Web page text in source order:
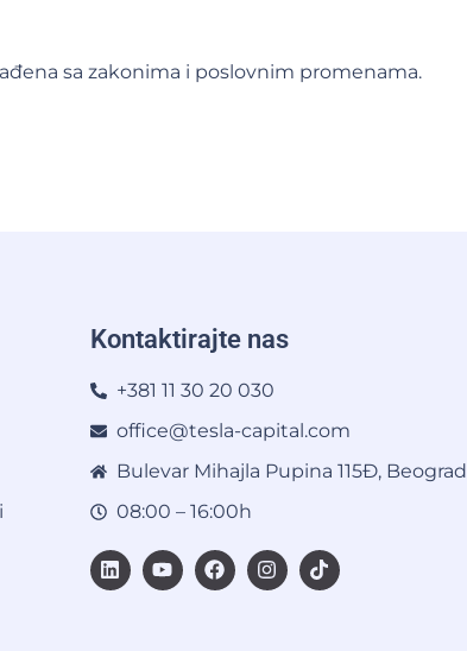
sa zakonima i poslovnim promenama.
Kontaktirajte nas
+381 11 30 20 030
office@tesla-capital.com
Bulevar Mihajla Pupina 115Đ, Beograd
08:00 – 16:00h